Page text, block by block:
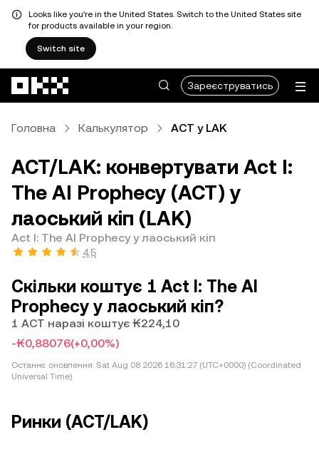
Looks like you're in the United States. Switch to the United States site
for products available in your region.
Switch site
Зареєструватись
Головна Калькулятор ACT у LAK
ACT/LAK: конвертувати Act I:
The AI Prophecy (ACT) у
лаоський кіп (LAK)
Act I: The AI Prophecy у лаоський кіп
4,5
Скільки коштує 1 Act I: The AI
Prophecy у лаоський кіп?
1 ACT наразі коштує ₭224,10
-₭0,88076(+0,00%)
Останнє оновлення: Sat Aug 08 2026 16:31:27 (UTC+0000) (Coordinated
Universal Time)
Ринки (ACT/LAK)